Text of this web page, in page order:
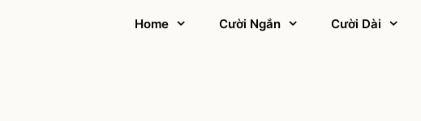
Home Cười Ngắn Cười Dài